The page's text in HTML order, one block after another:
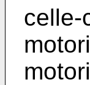
celle-